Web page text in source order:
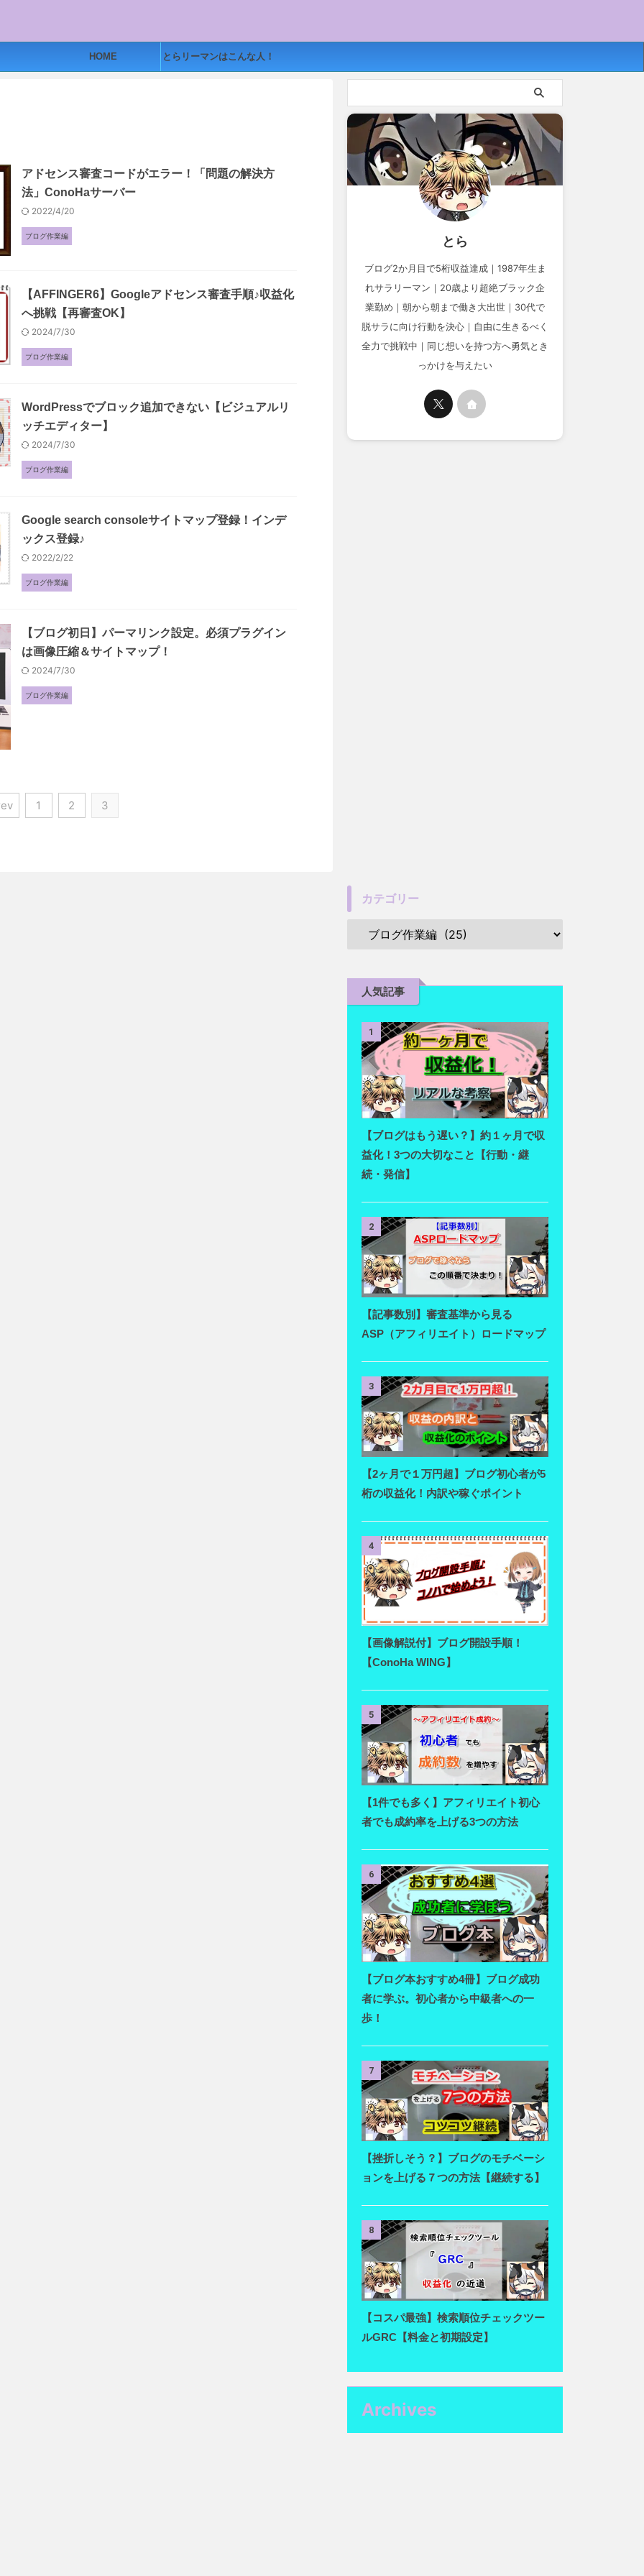
HOME とらリーマンはこんな人！
アドセンス審査コードがエラー！「問題の解決方
法」ConoHaサーバー
2022/4/20
ブログ作業編
【AFFINGER6】Googleアドセンス審査手順♪収益化
へ挑戦【再審査OK】
2024/7/30
ブログ作業編
WordPressでブロック追加できない【ビジュアルリ
ッチエディター】
2024/7/30
ブログ作業編
Google search consoleサイトマップ登録！インデ
ックス登録♪
2022/2/22
ブログ作業編
【ブログ初日】パーマリンク設定。必須プラグイン
は画像圧縮＆サイトマップ！
2024/7/30
ブログ作業編
1 2 3
とら
ブログ2か月目で5桁収益達成｜1987年生ま
れサラリーマン｜20歳より超絶ブラック企
業勤め｜朝から朝まで働き大出世｜30代で
脱サラに向け行動を決心｜自由に生きるべく
全力で挑戦中｜同じ想いを持つ方へ勇気とき
っかけを与えたい
カテゴリー
人気記事
1
【ブログはもう遅い？】約１ヶ月で収
益化！3つの大切なこと【行動・継
続・発信】
2
【記事数別】審査基準から見る
ASP（アフィリエイト）ロードマップ
3
【2ヶ月で１万円超】ブログ初心者が5
桁の収益化！内訳や稼ぐポイント
4
【画像解説付】ブログ開設手順！
【ConoHa WING】
5
【1件でも多く】アフィリエイト初心
者でも成約率を上げる3つの方法
6
【ブログ本おすすめ4冊】ブログ成功
者に学ぶ。初心者から中級者への一
歩！
7
【挫折しそう？】ブログのモチベーシ
ョンを上げる７つの方法【継続する】
8
【コスパ最強】検索順位チェックツー
ルGRC【料金と初期設定】
Archives